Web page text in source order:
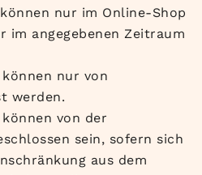
nur im Online-Shop
im angegebenen Zeitraum
nur von
werden.
von der
sein, sofern sich
aus dem